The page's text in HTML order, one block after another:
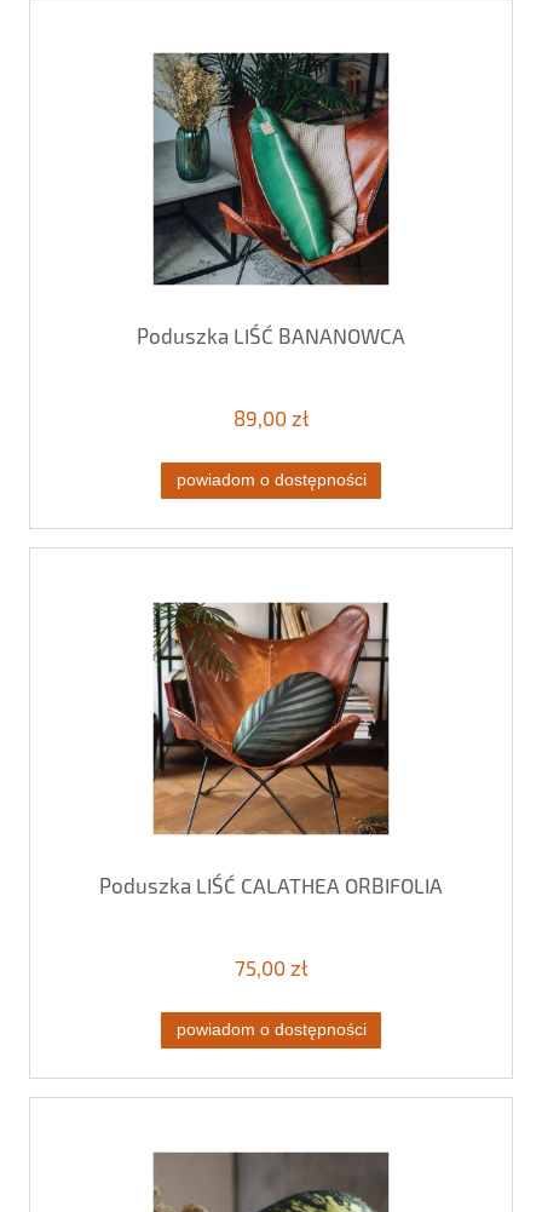
Poduszka LIŚĆ BANANOWCA
89,00 zł
powiadom o dostępności
Poduszka LIŚĆ CALATHEA ORBIFOLIA
75,00 zł
powiadom o dostępności